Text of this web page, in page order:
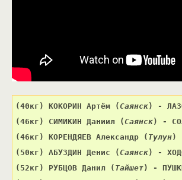
(40кг) КОКОРИН Артём (Саянск) -
(46кг) СИМИКИН Даниил (Саянск) -
(46кг) КОРЕНДЯЕВ Александр ( Тулун)
(50кг) АБУЗДИН Денис (Саянск) -
(52кг) РУБЦОВ Данил ( Тайшет) -